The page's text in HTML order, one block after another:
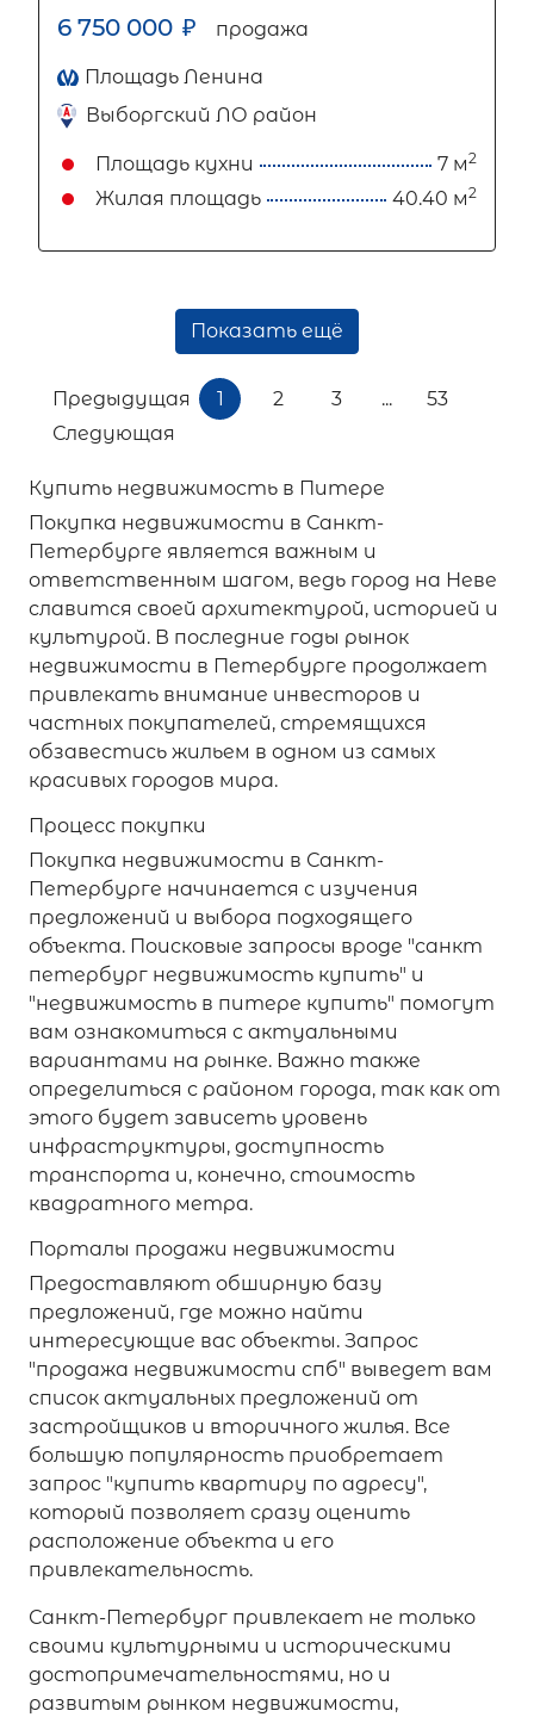
6 750 000 ₽ продажа
Площадь Ленина
Выборгский ЛО район
Площадь кухни 7 м2
Жилая площадь 40.40 м2
Показать ещё
Предыдущая 1 2 3 ...
53
Следующая
Купить недвижимость в Питере
Покупка недвижимости в Санкт-
Петербурге является важным и
ответственным шагом, ведь город на Неве
славится своей архитектурой, историей и
культурой. В последние годы рынок
недвижимости в Петербурге продолжает
привлекать внимание инвесторов и
частных покупателей, стремящихся
обзавестись жильем в одном из самых
красивых городов мира.
Процесс покупки
Покупка недвижимости в Санкт-
Петербурге начинается с изучения
предложений и выбора подходящего
объекта. Поисковые запросы вроде "санкт
петербург недвижимость купить" и
"недвижимость в питере купить" помогут
вам ознакомиться с актуальными
вариантами на рынке. Важно также
определиться с районом города, так как от
этого будет зависеть уровень
инфраструктуры, доступность
транспорта и, конечно, стоимость
квадратного метра.
Порталы продажи недвижимости
Предоставляют обширную базу
предложений, где можно найти
интересующие вас объекты. Запрос
"продажа недвижимости спб" выведет вам
список актуальных предложений от
застройщиков и вторичного жилья. Все
большую популярность приобретает
запрос "купить квартиру по адресу",
который позволяет сразу оценить
расположение объекта и его
привлекательность.
Санкт-Петербург привлекает не только
своими культурными и историческими
достопримечательностями, но и
развитым рынком недвижимости,